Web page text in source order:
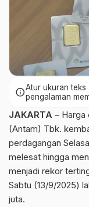
infoAtur ukuran teks
pengalaman
JAKARTA – Harga
(Antam) Tbk.
perdagangan
melesat hingga
menjadi rekor
Sabtu (13/9/2025)
juta.